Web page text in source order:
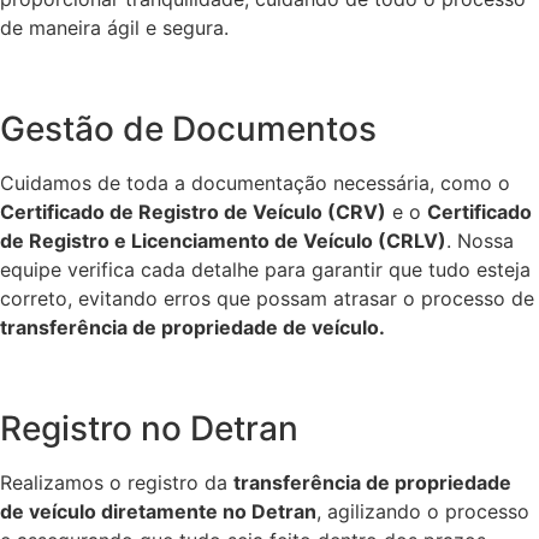
de maneira ágil e segura.
Gestão de Documentos
Cuidamos de toda a documentação necessária, como o
Certificado de Registro de Veículo (CRV) e o Certificado
de Registro e Licenciamento de Veículo (CRLV). Nossa
equipe verifica cada detalhe para garantir que tudo esteja
correto, evitando erros que possam atrasar o processo de
transferência de propriedade de veículo.
Registro no Detran
Realizamos o registro da transferência de propriedade
de veículo diretamente no Detran, agilizando o processo